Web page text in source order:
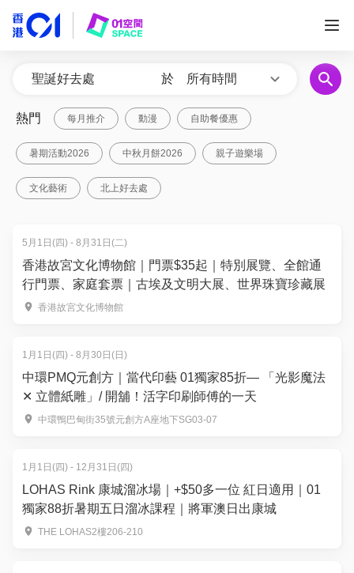
於 所有時間
熱門 每月推介 動漫 自助餐優惠
暑期活動2026 中秋月餅2026 親子遊樂場
文化藝術 北上好去處
5月1日(四) - 8月31日(二)
香港故宮文化博物館｜門票$35起｜特別展覽、全館通
行門票、家庭套票｜古埃及文明大展、世界珠寶珍藏展
香港故宮文化博物館
1月1日(四) - 8月30日(日)
中環PMQ元創方｜當代印藝 01獨家85折— 「光影魔法
✕ 立體紙雕」/ 開舖！活字印刷師傅的一天
中環鴨巴甸街35號元創方A座地下SG03-07
1月1日(四) - 12月31日(四)
LOHAS Rink 康城溜冰場｜+$50多一位 紅日適用｜01
獨家88折暑期五日溜冰課程｜將軍澳日出康城
THE LOHAS2樓206-210